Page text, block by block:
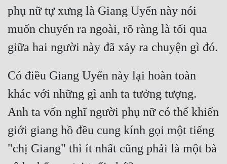
Xuyên Nhanh
Xuyên Sách
Xuyên Thư
Điền Văn
Đô Thị
Đông Phương
Đông Phương Huyền Huyễn
Đồng Nhân
phụ nữ tự xưng là Giang Uyển này nói
muốn chuyển ra ngoài, rõ ràng là tối qua
Có điều Giang Uyển này lại hoàn toàn
khác với những gì anh ta tưởng tượng.
Anh ta vốn nghĩ người phụ nữ có thể khiến
giới giang hồ đều cung kính gọi một tiếng
"chị Giang" thì ít nhất cũng phải là một bà